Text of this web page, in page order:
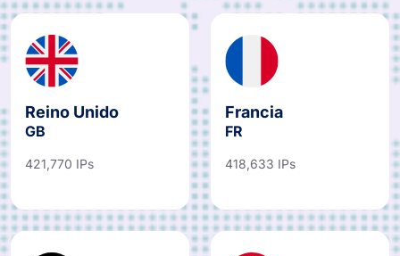
Reino Unido
GB
421,770 IPs
Francia
FR
418,633 IPs